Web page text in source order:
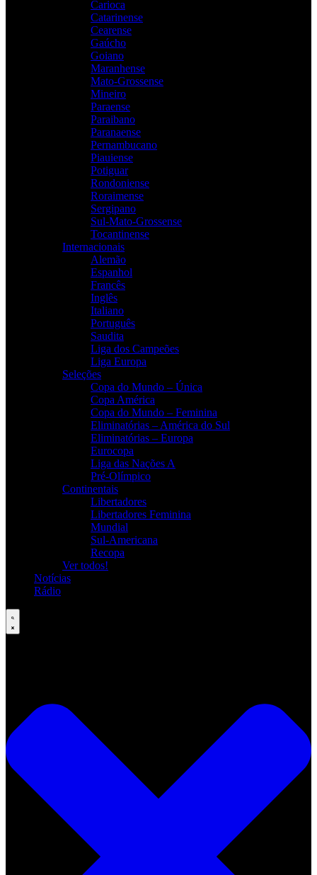
Carioca
Catarinense
Cearense
Gaúcho
Goiano
Maranhense
Mato-Grossense
Mineiro
Paraense
Paraibano
Paranaense
Pernambucano
Piauiense
Potiguar
Rondoniense
Roraimense
Sergipano
Sul-Mato-Grossense
Tocantinense
Internacionais
Alemão
Espanhol
Francês
Inglês
Italiano
Português
Saudita
Liga dos Campeões
Liga Europa
Seleções
Copa do Mundo – Única
Copa América
Copa do Mundo – Feminina
Eliminatórias – América do Sul
Eliminatórias – Europa
Eurocopa
Liga das Nações A
Pré-Olímpico
Continentais
Libertadores
Libertadores Feminina
Mundial
Sul-Americana
Recopa
Ver todos!
Notícias
Rádio